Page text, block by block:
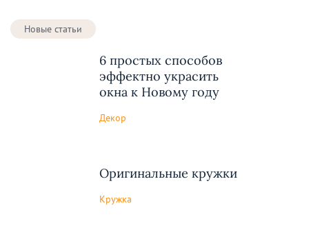
Новые статьи
6 простых способов
эффектно украсить
окна к Новому году
Декор
Оригинальные кружки
Кружка